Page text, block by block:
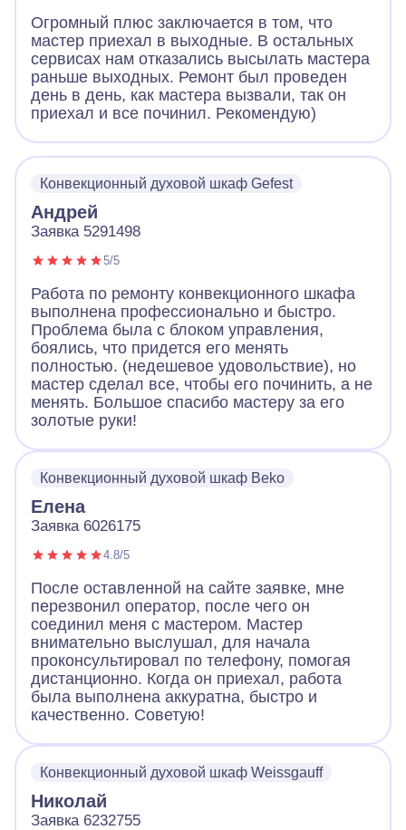
Огромный плюс заключается в том, что
мастер приехал в выходные. В остальных
сервисах нам отказались высылать мастера
раньше выходных. Ремонт был проведен
день в день, как мастера вызвали, так он
приехал и все починил. Рекомендую)
Конвекционный духовой шкаф Gefest
Андрей
Заявка 5291498
5/5
Работа по ремонту конвекционного шкафа
выполнена профессионально и быстро.
Проблема была с блоком управления,
боялись, что придется его менять
полностью. (недешевое удовольствие), но
мастер сделал все, чтобы его починить, а не
менять. Большое спасибо мастеру за его
золотые руки!
Конвекционный духовой шкаф Beko
Елена
Заявка 6026175
4.8/5
После оставленной на сайте заявке, мне
перезвонил оператор, после чего он
соединил меня с мастером. Мастер
внимательно выслушал, для начала
проконсультировал по телефону, помогая
дистанционно. Когда он приехал, работа
была выполнена аккуратна, быстро и
качественно. Советую!
Конвекционный духовой шкаф Weissgauff
Николай
Заявка 6232755